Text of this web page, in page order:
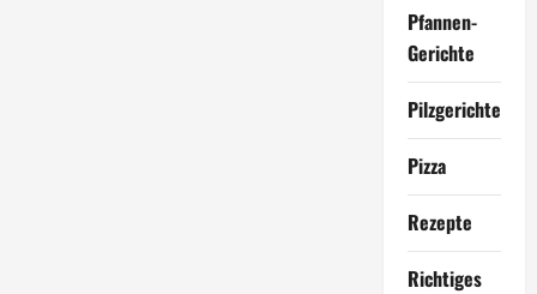
Pfannen-
Gerichte
Pilzgerichte
Pizza
Rezepte
Richtiges